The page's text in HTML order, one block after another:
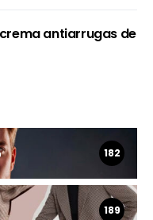
antiarrugas de
182
189